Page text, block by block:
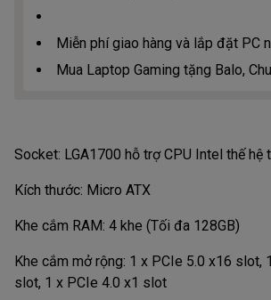
Miễn phí giao hàng và lắp đặt PC
Mua Laptop Gaming tặng Balo,
Socket: LGA1700 hỗ trợ CPU Intel thế hệ
Kích thước: Micro ATX
Khe cắm RAM: 4 khe (Tối đa 128GB)
Khe cắm mở rộng: 1 x PCIe 5.0 x16 slot,
slot, 1 x PCIe 4.0 x1 slot